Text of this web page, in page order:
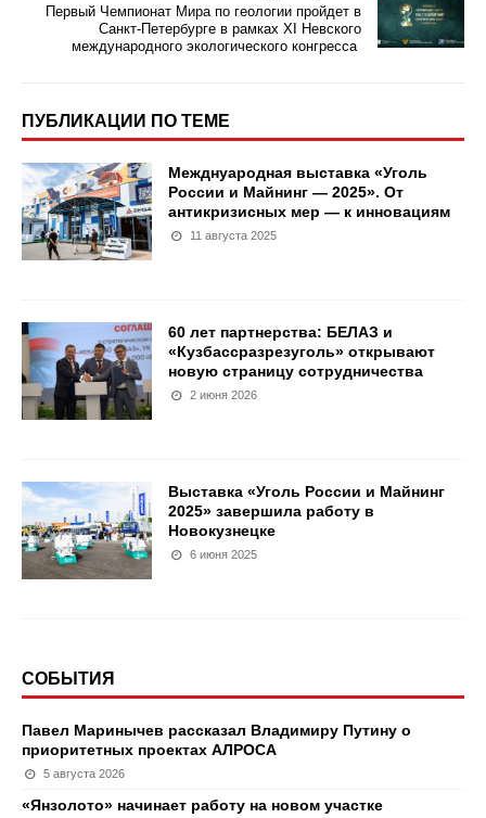
Первый Чемпионат Мира по геологии пройдет в
Санкт-Петербурге в рамках XI Невского
международного экологического конгресса
ПУБЛИКАЦИИ ПО ТЕМЕ
Межднуародная выставка «Уголь
России и Майнинг — 2025». От
антикризисных мер — к инновациям
11 августа 2025
60 лет партнерства: БЕЛАЗ и
«Кузбассразрезуголь» открывают
новую страницу сотрудничества
2 июня 2026
Выставка «Уголь России и Майнинг
2025» завершила работу в
Новокузнецке
6 июня 2025
СОБЫТИЯ
Павел Маринычев рассказал Владимиру Путину о
приоритетных проектах АЛРОСА
5 августа 2026
«Янзолото» начинает работу на новом участке